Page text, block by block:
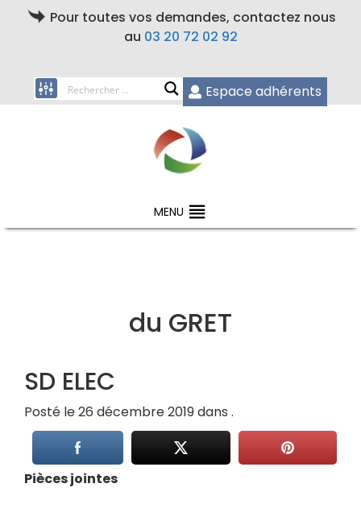
Pour toutes vos demandes, contactez nous
au 03 20 72 02 92
Espace adhérents
MENU
du GRET
SD ELEC
Posté le 26 décembre 2019 dans .
Pièces jointes